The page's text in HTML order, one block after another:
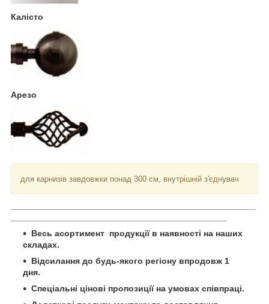
Калісто
Арезо
для карнизів завдовжки понад 300 см, внутрішній з'єднувач
Весь асортимент продукції в наявності на наших
складах.
Відсилання до будь-якого регіону впродовж 1
дня.
Спеціальні цінові пропозиції на умовах співпраці.